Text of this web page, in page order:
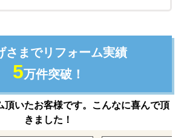
さまでリフォーム実績
5万件突破！
頂いたお客様です。こんなに喜んで頂
きました！